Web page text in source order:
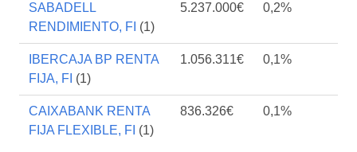
SABADELL
RENDIMIENTO, FI (1)
5.237.000€ 0,2%
IBERCAJA BP RENTA
FIJA, FI (1)
1.056.311€ 0,1%
CAIXABANK RENTA
FIJA FLEXIBLE, FI (1)
836.326€ 0,1%